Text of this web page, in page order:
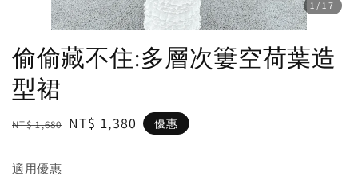
1 /17
偷偷藏不住:多層次簍空荷葉造
型裙
Regular
NT$ 1,680 Sale
NT$ 1,380 優惠
適用優惠